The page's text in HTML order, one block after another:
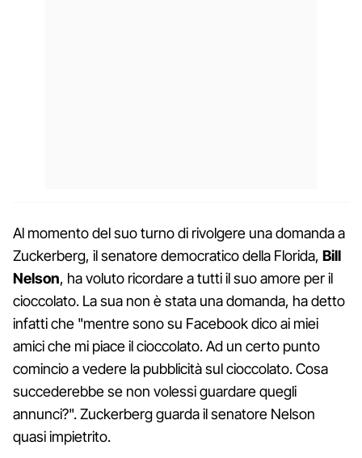
Al momento del suo turno di rivolgere una domanda a
Zuckerberg, il senatore democratico della Florida, Bill
Nelson, ha voluto ricordare a tutti il suo amore per il
cioccolato. La sua non è stata una domanda, ha detto
infatti che "mentre sono su Facebook dico ai miei
amici che mi piace il cioccolato. Ad un certo punto
comincio a vedere la pubblicità sul cioccolato. Cosa
succederebbe se non volessi guardare quegli
annunci?". Zuckerberg guarda il senatore Nelson
quasi impietrito.